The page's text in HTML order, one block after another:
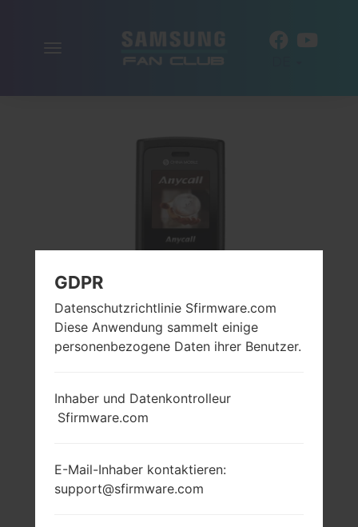
GDPR
Datenschutzrichtlinie Sfirmware.com
Diese Anwendung sammelt einige
personenbezogene Daten ihrer Benutzer.
Inhaber und Datenkontrolleur
Sfirmware.com
E-Mail-Inhaber kontaktieren:
support@sfirmware.com